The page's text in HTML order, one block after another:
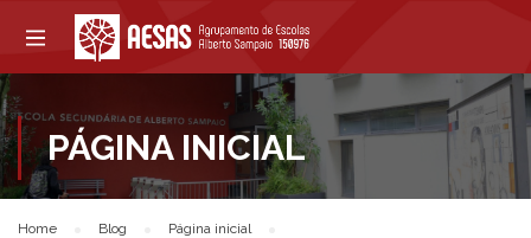
PÁGINA INICIAL
Home Blog
Página inicial